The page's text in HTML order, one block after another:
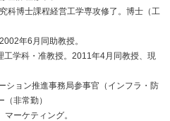
科博士課程経営工学専攻修了。博士（工
年6月同助教授。
学科・准教授。2011年4月同教授、現
ション推進事務局参事官（インフラ・防
非常勤）
ーケティング。